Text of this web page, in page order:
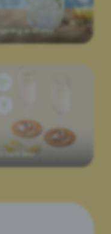
Spring in Glass
O Sole Mio